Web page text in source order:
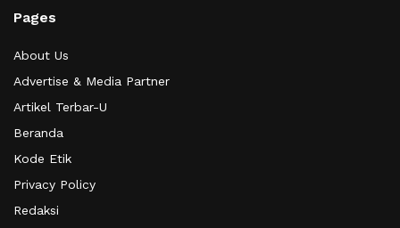
Pages
About Us
Advertise & Media Partner
Artikel Terbar-U
Beranda
Kode Etik
Privacy Policy
Redaksi